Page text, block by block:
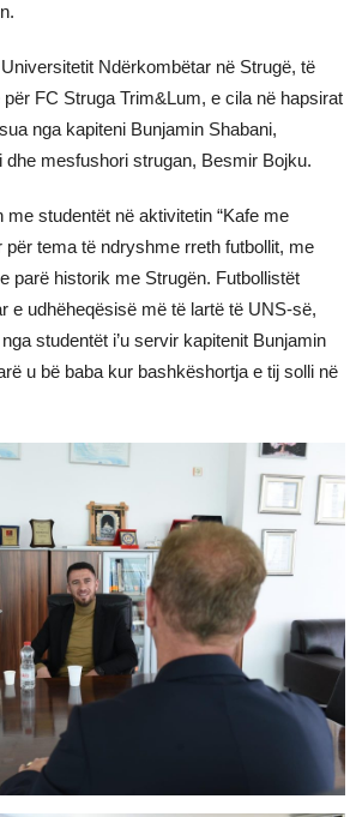
Ndërkombëtar në Strugë, të
FC Struga Trim&Lum, e cila në hapsirat
nga kapiteni Bunjamin Shabani,
mesfushori strugan, Besmir Bojku.
me studentët në aktivitetin “Kafe me
për tema të ndryshme rreth futbollit, me
parë historik me Strugën. Futbollistët
e udhëheqësisë më të lartë të UNS-së,
studentët i’u servir kapitenit Bunjamin
u bë baba kur bashkëshortja e tij solli në